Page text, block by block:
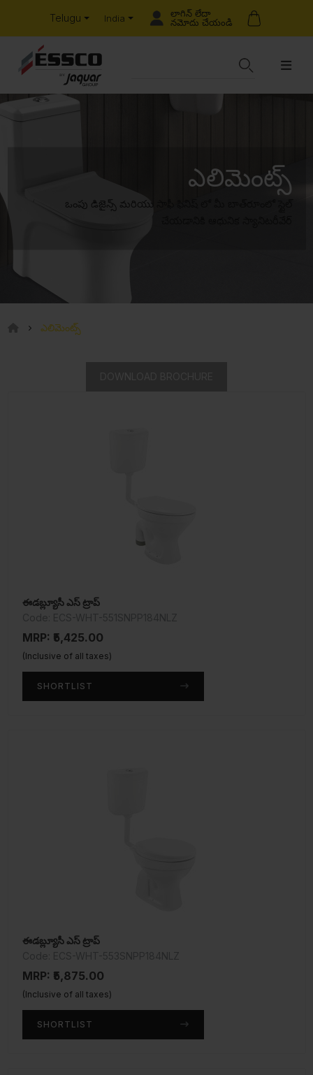
Telugu India
లాగిన్ లేదా
నమోదు చేయండి
ఎలిమెంట్స్
ఒంపు డిజైన్స్ మరియు సాఫీ ఫినిష్ లో మీ బాత్‌రూంలో స్టైల్
ఎలిమెంట్స్
ఈడబ్ల్యూసీ ఎస్ ట్రాప్
MRP: ₹5,425.00
(Inclusive of all taxes)
SHORTLIST
ఈడబ్ల్యూసీ ఎస్ ట్రాప్
MRP: ₹5,875.00
(Inclusive of all taxes)
SHORTLIST